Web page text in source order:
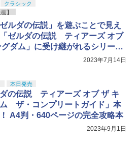
クラシック
】
ルダの伝説」を遊ぶことで見え
ゼルダの伝説 ティアーズ オブ
ダム」に受け継がれるシリーズ
2023年7月14日
本日発売
ダの伝説 ティアーズ オブ ザ キ
ザ・コンプリートガイド」本
A4判・640ページの完全攻略本
2023年9月1日